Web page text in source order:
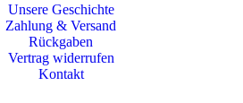
Unsere Geschichte
Zahlung & Versand
Rückgaben
Vertrag widerrufen
Kontakt